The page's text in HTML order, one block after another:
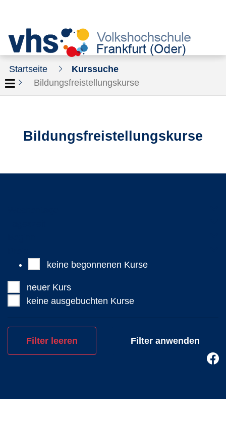
Startseite
Kurssuche
Bildungsfreistellungskurse
Bildungsfreistellungskurse
keine begonnenen Kurse
neuer Kurs
keine ausgebuchten Kurse
Filter leeren